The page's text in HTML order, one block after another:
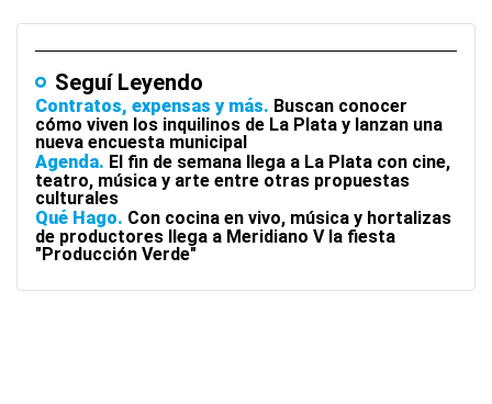
Seguí Leyendo
Contratos, expensas y más Buscan conocer
cómo viven los inquilinos de La Plata y lanzan una
nueva encuesta municipal
Agenda El fin de semana llega a La Plata con cine,
teatro, música y arte entre otras propuestas
culturales
Qué Hago Con cocina en vivo, música y hortalizas
de productores llega a Meridiano V la fiesta
"Producción Verde"